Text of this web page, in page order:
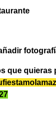
que quieras